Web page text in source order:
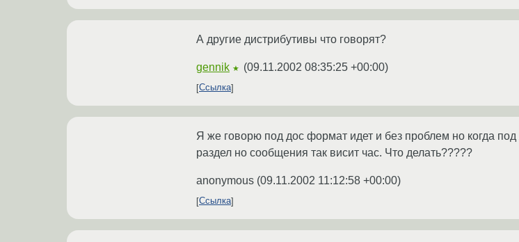
А другие дистрибутивы что говорят?
gennik ★ (09.11.2002 08:35:25 +00:00)
Ссылка
Я же говорю под дос формат идет и без проблем но когда
раздел но сообщения так висит час. Что делать?????
anonymous (09.11.2002 11:12:58 +00:00)
Ссылка